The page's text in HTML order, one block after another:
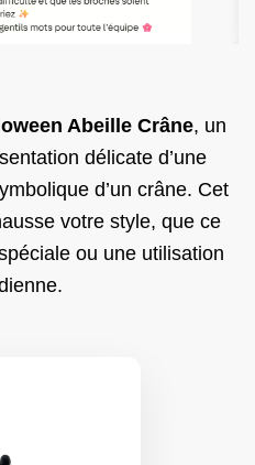
Abeille Crâne, un
délicate d’une
d’un crâne. Cet
votre style, que ce
ou une utilisation